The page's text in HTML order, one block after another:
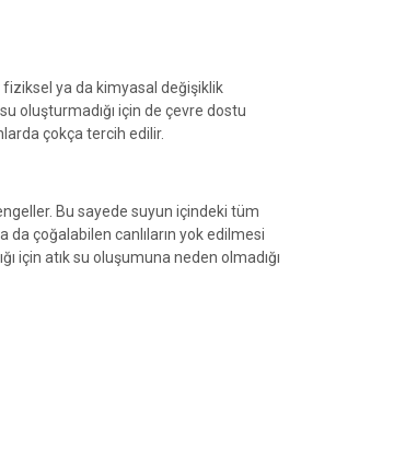
ya da kimyasal değişiklik
oluşturmadığı için de çevre dostu
çokça tercih edilir.
Bu sayede suyun içindeki tüm
çoğalabilen canlıların yok edilmesi
için atık su oluşumuna neden olmadığı